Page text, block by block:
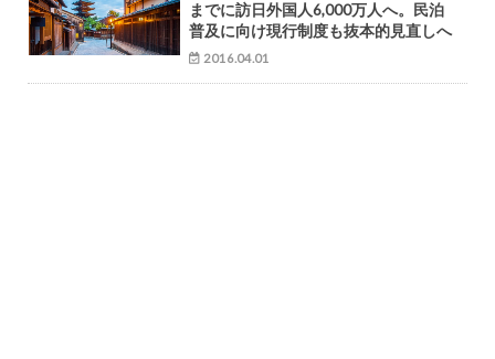
までに訪日外国人6,000万人へ。民泊
普及に向け現行制度も抜本的見直しへ
2016.04.01